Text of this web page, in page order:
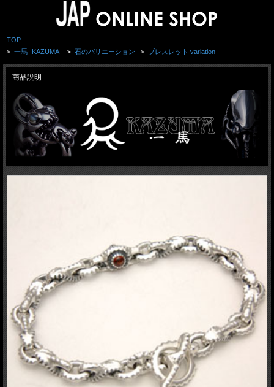
TOP
> 一馬 -KAZUMA- > 石のバリエーション > ブレスレット variation
商品説明